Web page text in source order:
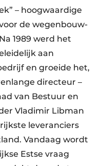
– hoogwaardige
de wegenbouw-
1989 werd het
aan
en groeide het,
directeur –
van Bestuur en
Vladimir Libman
leveranciers
Vandaag wordt
Estse vraag